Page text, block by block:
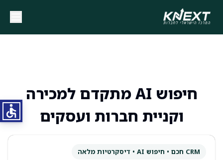
חיפוש AI מתקדם למכירה
וקניית חברות ועסקים
CRM חכם • חיפוש AI • דיסקרטיות מלאה